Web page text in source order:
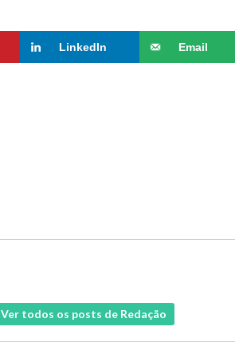
LinkedIn Email
Ver todos os posts de Redação